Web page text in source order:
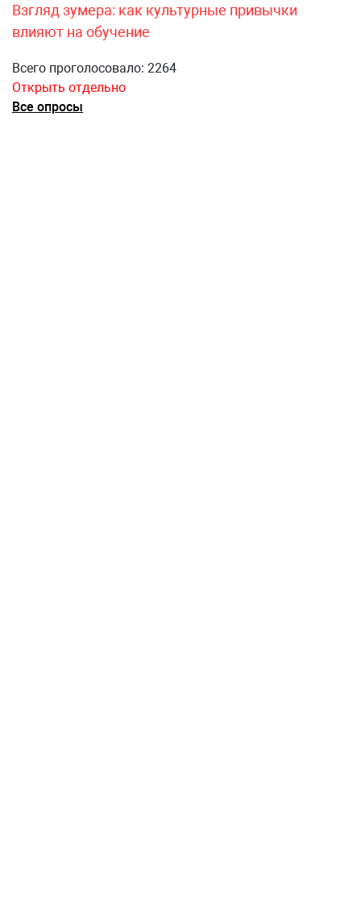
Взгляд зумера: как культурные привычки
влияют на обучение
Всего проголосовало: 2264
Открыть отдельно
Все опросы